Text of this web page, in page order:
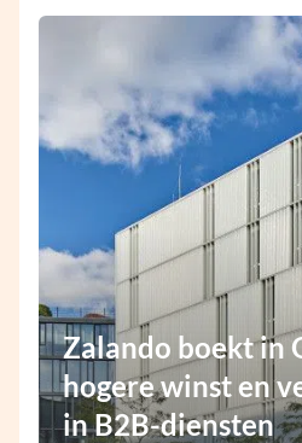
Zalando boekt in
hogere winst en
in B2B-diensten